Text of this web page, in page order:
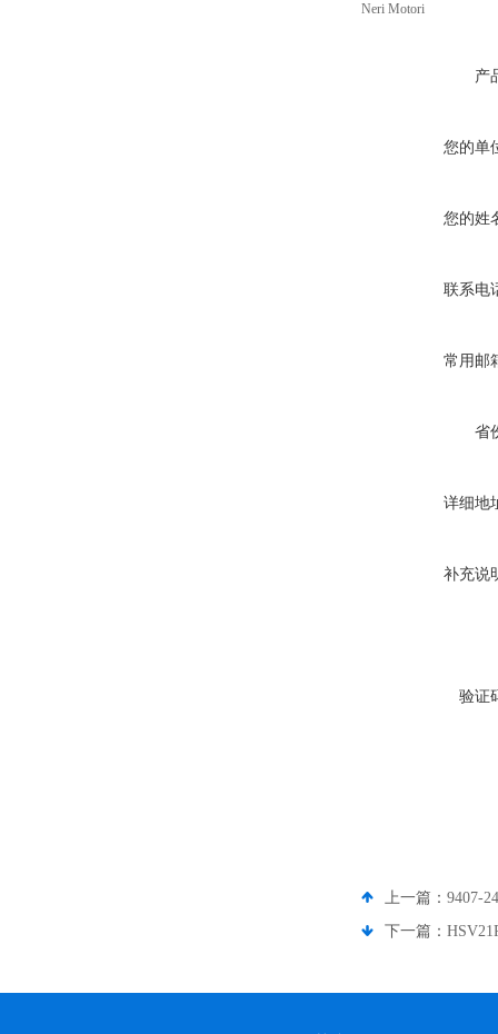
Neri Motori
产
您的单
您的姓
联系电
常用邮
省
详细地
补充说
验证
上一篇： 9407-
下一篇：